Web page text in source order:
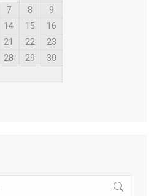
7 8
9
14 15
16
21 22
23
28 29
30